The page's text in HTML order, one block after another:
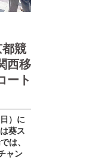
競
西移
ート
）に
葵ス
は、
ャン